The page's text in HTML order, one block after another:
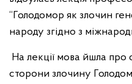
“Голодомор як злочин
народу згідно з
На лекції мова йшла про
сторони злочину